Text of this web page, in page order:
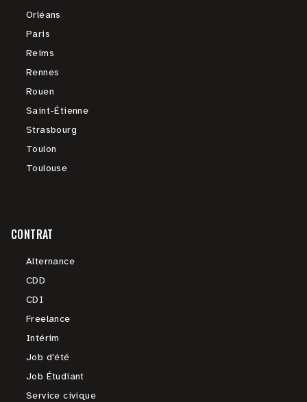
Orléans
Paris
Reims
Rennes
Rouen
Saint-Étienne
Strasbourg
Toulon
Toulouse
CONTRAT
Alternance
CDD
CDI
Freelance
Intérim
Job d'été
Job Étudiant
Service civique